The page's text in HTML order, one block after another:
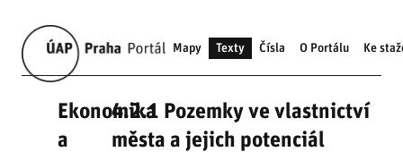
Mapy Texty Čísla O Portálu Ke
Ekonomika
a
4.2.1 Pozemky ve vlastnictví
města a jejich potenciál